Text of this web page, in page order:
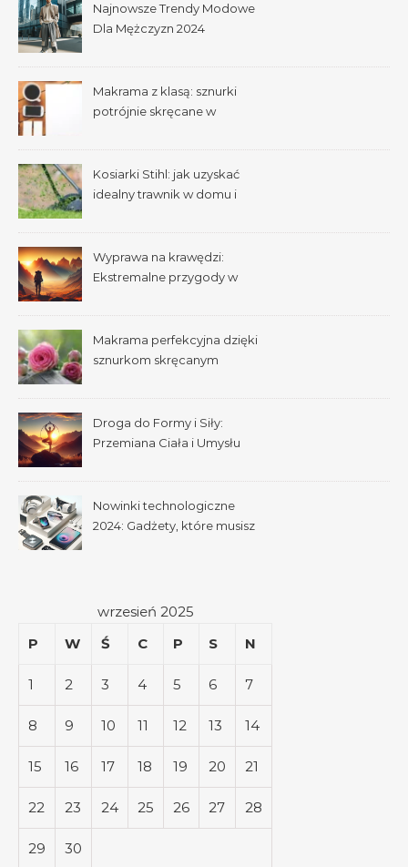
Najnowsze Trendy Modowe
Dla Mężczyzn 2024
Makrama z klasą: sznurki
potrójnie skręcane w
Kosiarki Stihl: jak uzyskać
idealny trawnik w domu i
Wyprawa na krawędzi:
Ekstremalne przygody w
Makrama perfekcyjna dzięki
sznurkom skręcanym
Droga do Formy i Siły:
Przemiana Ciała i Umysłu
Nowinki technologiczne
2024: Gadżety, które musisz
wrzesień 2025
P
W Ś C P S N
1 2 3 4 5 6 7
8 9 10 11 12 13 14
15 16 17 18 19 20 21
22 23 24 25 26 27 28
29 30